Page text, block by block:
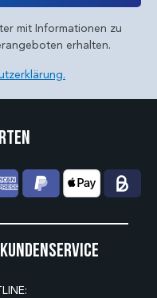
mit Informationen zu
erhalten.